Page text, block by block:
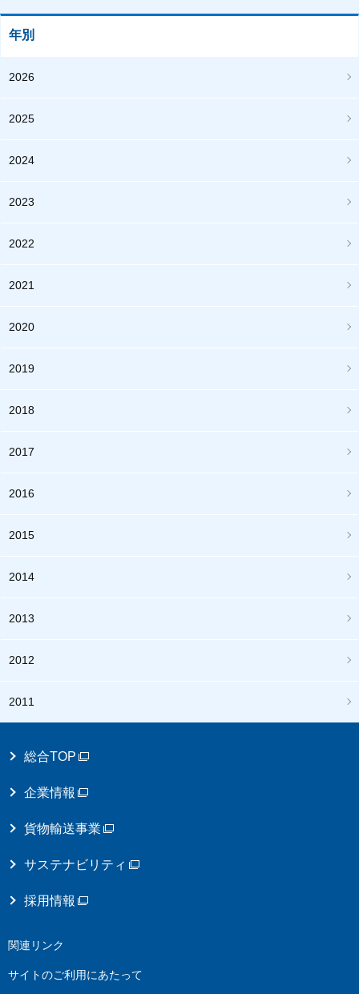
年別
2026
2025
2024
2023
2022
2021
2020
2019
2018
2017
2016
2015
2014
2013
2012
2011
総合TOP
企業情報
貨物輸送事業
サステナビリティ
採用情報
関連リンク
サイトのご利用にあたって